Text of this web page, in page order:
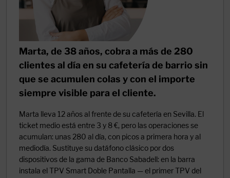
Marta, de 38 años, cobra a más de 280
clientes al día en su cafetería de barrio sin
que se acumulen colas y con el importe
siempre visible para el cliente.
Marta lleva 12 años al frente de su cafetería en Sevilla. El
ticket medio está entre 3 y 8 €, pero las operaciones se
acumulan: unas 280 al día, con picos a primera hora y al
mediodía. Sustituye su datáfono clásico por dos
dispositivos de la gama de Banco Sabadell: en la barra
instala el TPV Smart Doble Pantalla — el primer TPV del